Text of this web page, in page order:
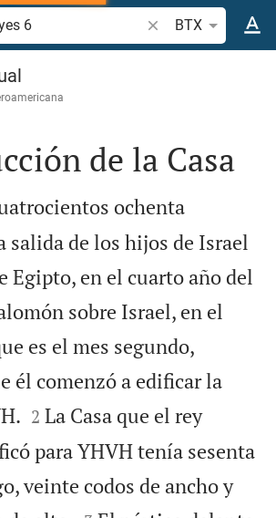
Buscar versículo
BTX
de la Casa
ochenta
salida de los hijos de Israel
Egipto, en el cuarto año del
sobre Israel, en el
es el mes segundo,
él comenzó a edificar la


2 La Casa que el rey
para YHVH tenía sesenta
veinte codos de ancho y